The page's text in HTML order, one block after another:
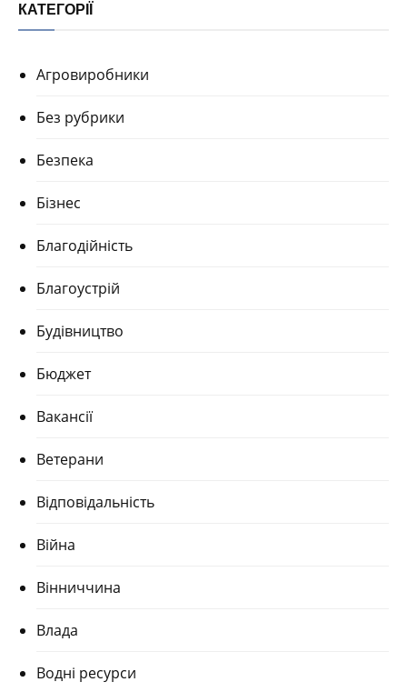
КАТЕГОРІЇ
Агровиробники
Без рубрики
Безпека
Бізнес
Благодійність
Благоустрій
Будівництво
Бюджет
Вакансії
Ветерани
Відповідальність
Війна
Вінниччина
Влада
Водні ресурси